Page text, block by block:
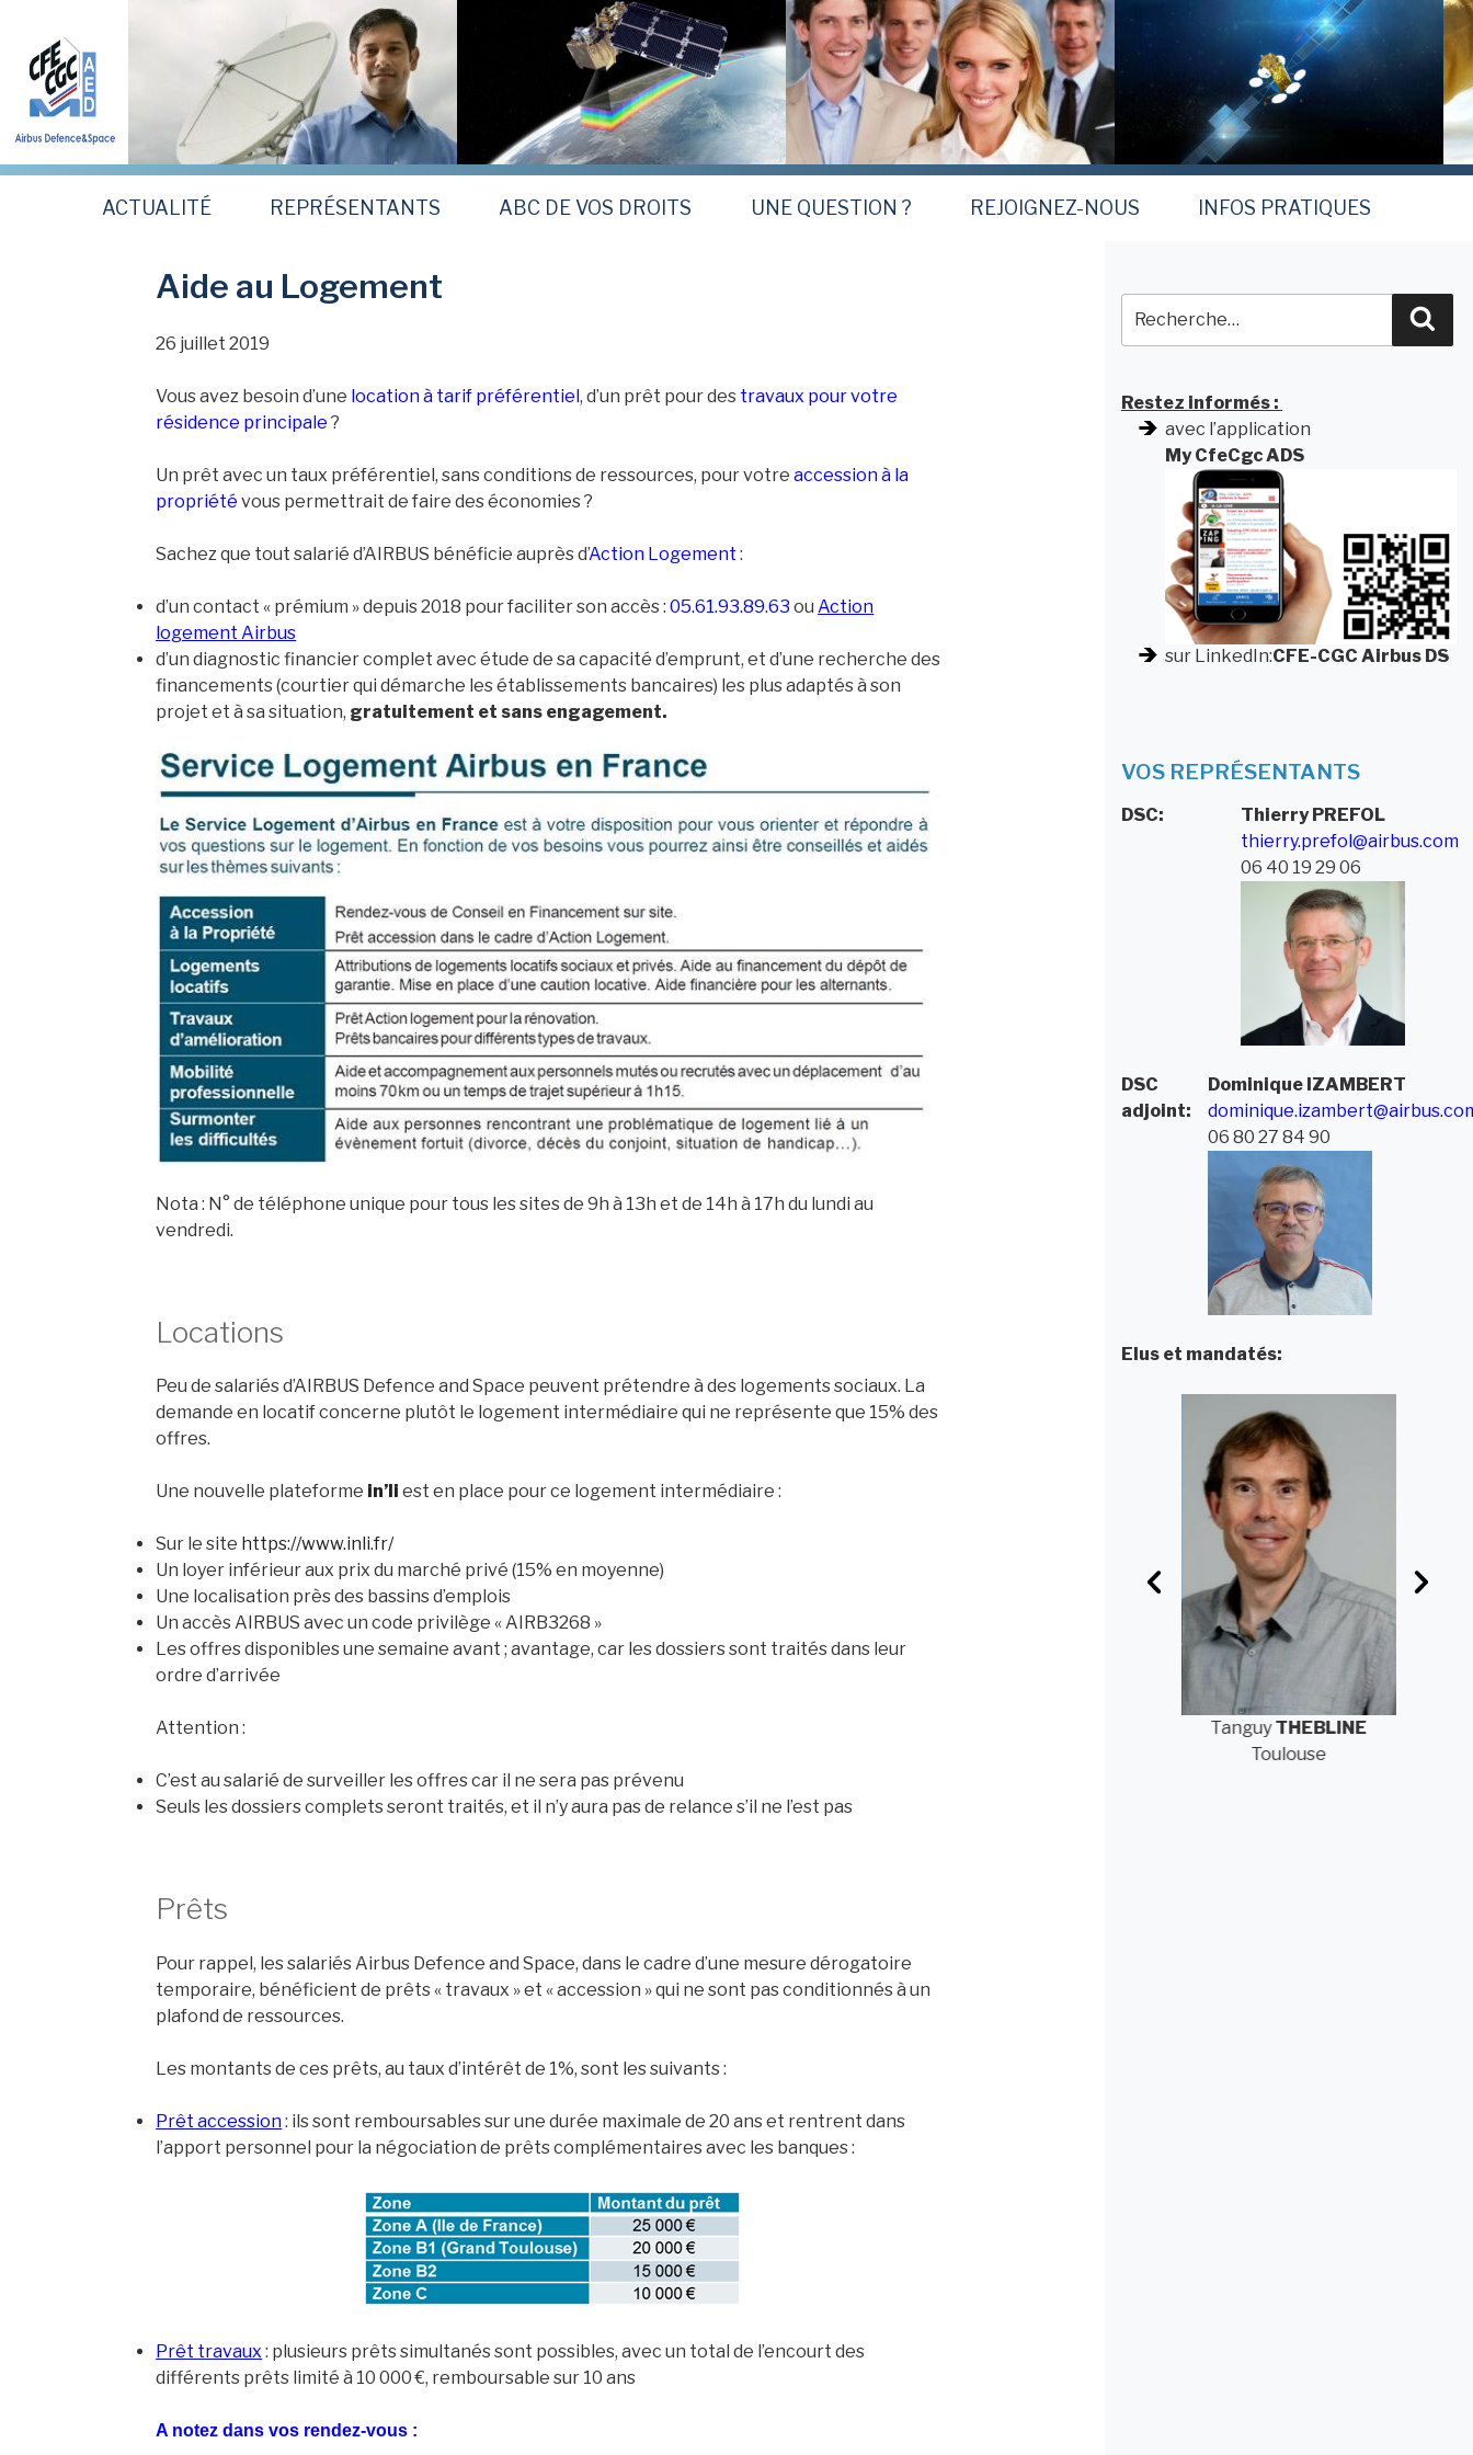
contenu
principal
ACTUALITÉ REPRÉSENTANTS ABC DE VOS DROITS UNE QUESTION ? REJOIGNEZ-NOUS INFOS PRATIQUES
Aide au Logement
26 juillet 2019
Vous avez besoin d’une location à tarif préférentiel, d’un prêt pour des travaux pour votre
résidence principale ?
Un prêt avec un taux préférentiel, sans conditions de ressources, pour votreaccession à la
propriété vous permettrait de faire des économies ?
Sachez que tout salarié d’AIRBUS bénéficie auprès d’Action Logement :
d’un contact « prémium » depuis 2018 pour faciliter son accès :05.61.93.89.63 ou Action
logement Airbus
d’un diagnostic financier complet avec étude de sa capacité d’emprunt, et d’une recherche des
financements (courtier qui démarche les établissements bancaires) les plus adaptés à son
projet et à sa situation, gratuitement et sans engagement.
Nota : N° de téléphone unique pour tous les sites de 9h à 13h et de 14h à 17h du lundi au
vendredi.
Locations
Peu de salariés d’AIRBUS Defence and Space peuvent prétendre à des logements sociaux. La
demande en locatif concerne plutôt le logement intermédiaire qui ne représente que 15% des
offres.
Une nouvelle plateforme in’li est en place pour ce logement intermédiaire :
Sur le site https://www.inli.fr/
Un loyer inférieur aux prix du marché privé (15% en moyenne)
Une localisation près des bassins d’emplois
Un accès AIRBUS avec un code privilège « AIRB3268 »
Les offres disponibles une semaine avant ; avantage, car les dossiers sont traités dans leur
ordre d’arrivée
Attention :
C’est au salarié de surveiller les offres car il ne sera pas prévenu
Seuls les dossiers complets seront traités, et il n’y aura pas de relance s’il ne l’est pas
Prêts
Pour rappel, les salariés Airbus Defence and Space, dans le cadre d’une mesure dérogatoire
temporaire, bénéficient de prêts « travaux » et « accession » qui ne sont pas conditionnés à un
plafond de ressources.
Les montants de ces prêts, au taux d’intérêt de 1%, sont les suivants :
Prêt accession: ils sont remboursables sur une durée maximale de 20 ans et rentrent dans
l’apport personnel pour la négociation de prêts complémentaires avec les banques :
Prêt travaux : plusieurs prêts simultanés sont possibles, avec un total de l’encourt des
différents prêts limité à 10 000 €, remboursable sur 10 ans
A notez dans vos rendez-vous :
pour
Restez informés :
avec l’application
My CfeCgc ADS
sur LinkedIn:CFE-CGC Airbus DS
VOS REPRÉSENTANTS
DSC: ThierryPREFOL
thierry.prefol@airbus.com
06 40 19 29 06
DSC
adjoint:
Dominique IZAMBERT
06 80 27 84 90
Elus et mandatés:
ThierryPREFOL
Elancourt
TanguyTHEBLINE
Toulouse